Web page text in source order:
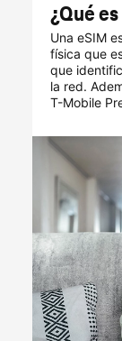
¿Qué
Una eSIM
física que
que
la red.
T-Mobile